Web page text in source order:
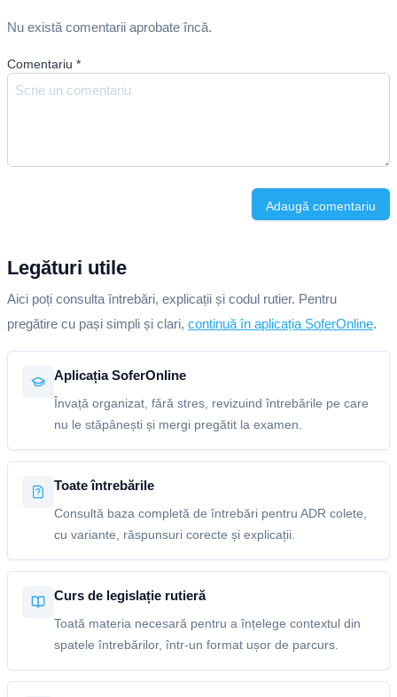
Nu există comentarii aprobate încă.
Comentariu *
Adaugă comentariu
Legături utile
Aici poți consulta întrebări, explicații și codul rutier. Pentru
pregătire cu pași simpli și clari, continuă în aplicația SoferOnline.
Aplicația SoferOnline
Învață organizat, fără stres, revizuind întrebările pe care
nu le stăpânești și mergi pregătit la examen.
Toate întrebările
Consultă baza completă de întrebări pentru ADR colete,
cu variante, răspunsuri corecte și explicații.
Curs de legislație rutieră
Toată materia necesară pentru a înțelege contextul din
spatele întrebărilor, într-un format ușor de parcurs.